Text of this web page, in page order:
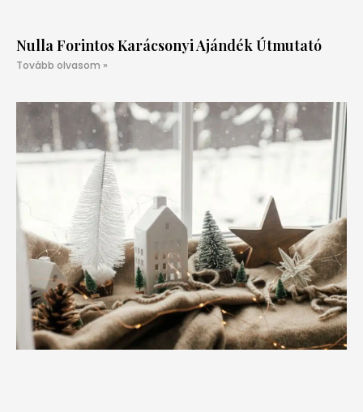
Nulla Forintos Karácsonyi Ajándék Útmutató
Tovább olvasom »